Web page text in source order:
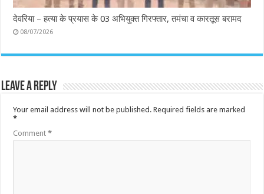
देवरिया – हत्या के प्रयास के 03 अभियुक्त गिरफ्तार, तमंचा व कारतूस बरामद
08/07/2026
Leave a Reply
Your email address will not be published. Required fields are marked
*
Comment*